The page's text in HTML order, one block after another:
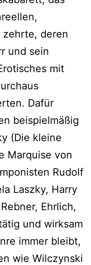
deren
und sein
mit
Dafür
beispielmäßig
(Die kleine
Marquise von
Rudolf
Laszky, Harry
Ehrlich,
und wirksam
immer bleibt,
wie Wilczynski